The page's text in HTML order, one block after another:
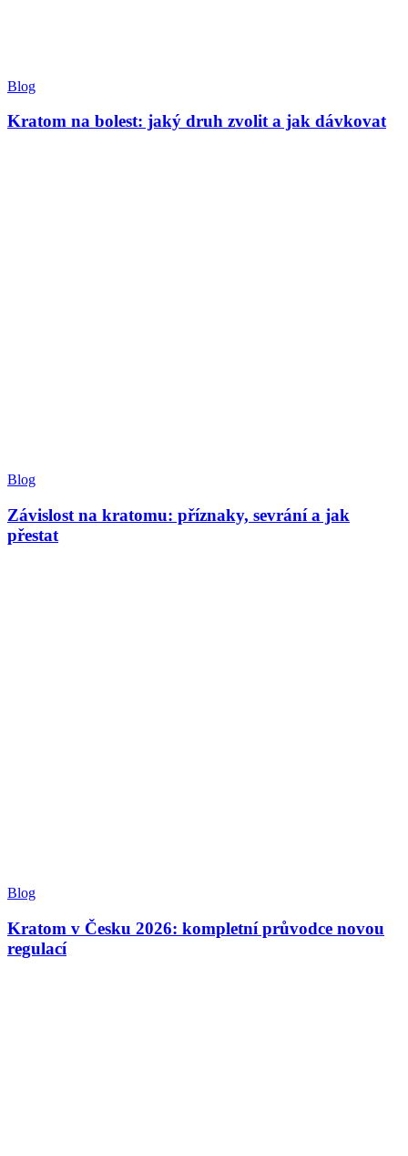
Blog
Kratom na bolest: jaký druh zvolit a jak dávkovat
Blog
Závislost na kratomu: příznaky, sevrání a jak
přestat
Blog
Kratom v Česku 2026: kompletní průvodce novou
regulací